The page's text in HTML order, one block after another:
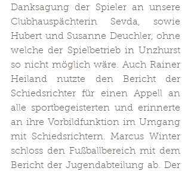
Danksagung der Spieler an unsere
Clubhauspächterin Sevda, sowie
Hubert und Susanne Deuchler, ohne
welche der Spielbetrieb in Unzhurst
so nicht möglich wäre. Auch Rainer
Heiland nutzte den Bericht der
Schiedsrichter für einen Appell an
alle sportbegeisterten und erinnerte
an ihre Vorbildfunktion im Umgang
mit Schiedsrichtern. Marcus Winter
schloss den Fußballbereich mit dem
Bericht der Jugendabteilung ab. Der